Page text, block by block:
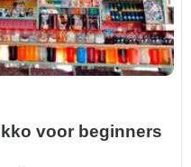
voor beginners